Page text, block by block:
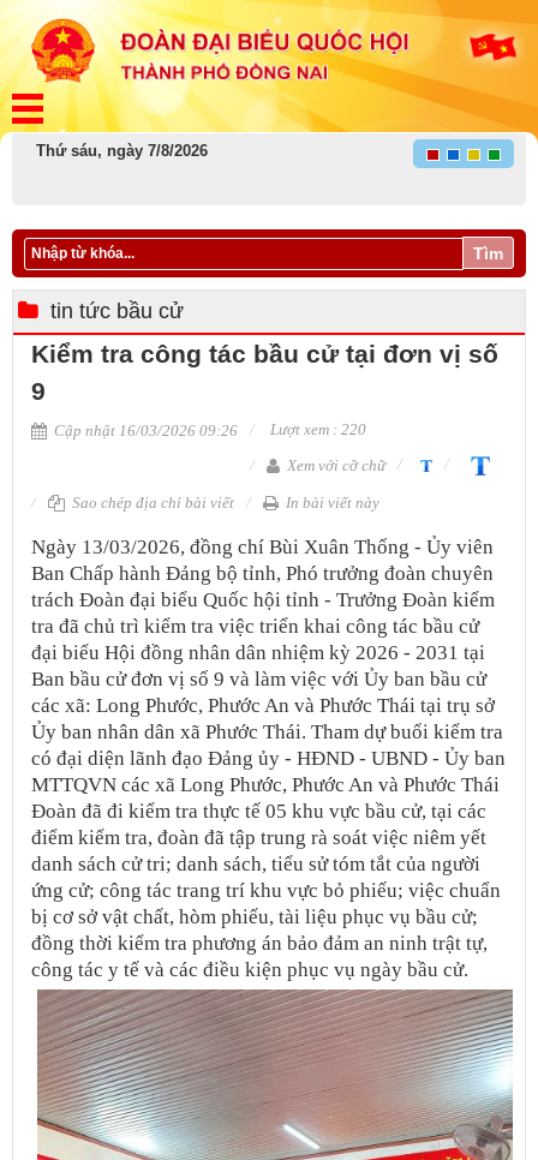
Thứ sáu, ngày 7/8/2026
Tìm
tin tức bầu cử
Kiểm tra công tác bầu cử tại đơn vị số
9
Cập nhật 16/03/2026 09:26
Lượt xem : 220
Xem với cỡ chữ
Sao chép địa chỉ bài viết In bài viết này
Ngày 13/03/2026, đồng chí Bùi Xuân Thống - Ủy viên
Ban Chấp hành Đảng bộ tỉnh, Phó trưởng đoàn chuyên
trách Đoàn đại biểu Quốc hội tỉnh - Trưởng Đoàn kiểm
tra đã chủ trì kiểm tra việc triển khai công tác bầu cử
đại biểu Hội đồng nhân dân nhiệm kỳ 2026 - 2031 tại
Ban bầu cử đơn vị số 9 và làm việc với Ủy ban bầu cử
các xã: Long Phước, Phước An và Phước Thái tại trụ sở
Ủy ban nhân dân xã Phước Thái. Tham dự buổi kiểm tra
có đại diện lãnh đạo Đảng ủy - HĐND - UBND - Ủy ban
MTTQVN các xã Long Phước, Phước An và Phước Thái
Đoàn đã đi kiểm tra thực tế 05 khu vực bầu cử, tại các
điểm kiểm tra, đoàn đã tập trung rà soát việc niêm yết
danh sách cử tri; danh sách, tiểu sử tóm tắt của người
ứng cử; công tác trang trí khu vực bỏ phiếu; việc chuẩn
bị cơ sở vật chất, hòm phiếu, tài liệu phục vụ bầu cử;
đồng thời kiểm tra phương án bảo đảm an ninh trật tự,
công tác y tế và các điều kiện phục vụ ngày bầu cử.